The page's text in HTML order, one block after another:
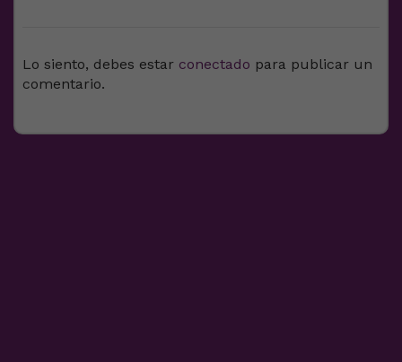
Lo siento, debes estar conectado para publicar un
comentario.